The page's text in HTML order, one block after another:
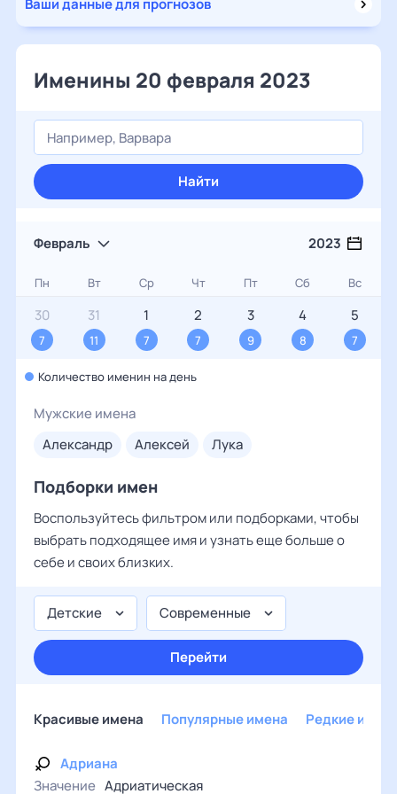
Ваши данные для прогнозов
Именины 20 февраля 2023
Найти
Февраль 2023
Пн Вт Ср Чт Пт Сб Вс
30
7
31
11
1
7
2
7
3
9
4
8
5
7
Количество именин на день
Мужские имена
александр
алексей лука
Подборки имен
Воспользуйтесь фильтром или подборками, чтобы
выбрать подходящее имя и узнать еще больше о
себе и своих близких.
Детские Современные
Перейти
Красивые имена Популярные имена Редкие
Адриана
Значение Адриатическая